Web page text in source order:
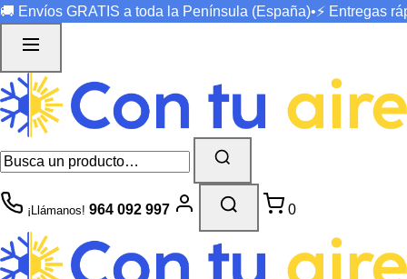
🚚 Envíos GRATIS a toda la Península (España)•⚡ Entregas
¡Llámanos! 964 092 997 0